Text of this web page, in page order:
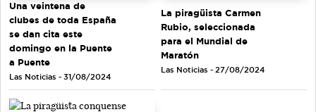
Una veintena de
clubes de toda España
se dan cita este
domingo en la Puente
a Puente
Las Noticias - 31/08/2024
La piragüista Carmen
Rubio, seleccionada
para el Mundial de
Maratón
Las Noticias - 27/08/2024